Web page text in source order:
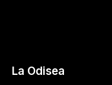
La Odisea